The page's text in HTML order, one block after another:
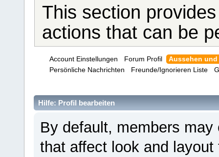
This section
actions that can be
Account Einstellungen Forum Profil
Aussehen
Persönliche Nachrichten
Freunde/Ignorieren Liste
Hilfe: Profil bearbeiten
By default, members
that affect look and